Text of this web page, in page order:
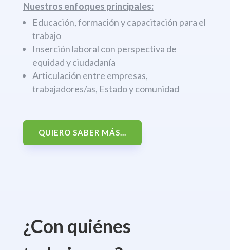
Nuestros enfoques principales:
Educación, formación y capacitación para el
trabajo
Inserción laboral con perspectiva de
equidad y ciudadanía
Articulación entre empresas,
trabajadores/as, Estado y comunidad
QUIERO SABER MÁS...
¿Con quiénes